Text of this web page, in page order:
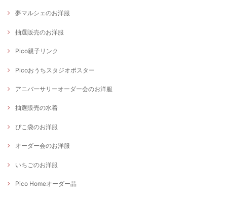
夢マルシェのお洋服
抽選販売のお洋服
Pico親子リンク
Picoおうちスタジオポスター
アニバーサリーオーダー会のお洋服
抽選販売の水着
ぴこ袋のお洋服
オーダー会のお洋服
いちごのお洋服
Pico Homeオーダー品